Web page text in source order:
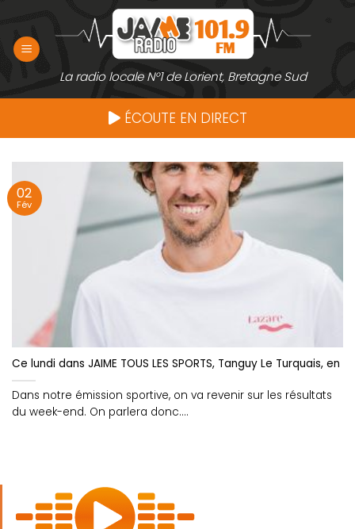
contenu
La radio locale N°1 de Lorient, Bretagne Sud
ÉCOUTE EN DIRECT
Ce lundi dans JAIME TOUS LES SPORTS, Tanguy Le Turquais, en
Dans notre émission sportive, on va revenir sur les résultats
du week-end. On parlera donc....
02
Fév